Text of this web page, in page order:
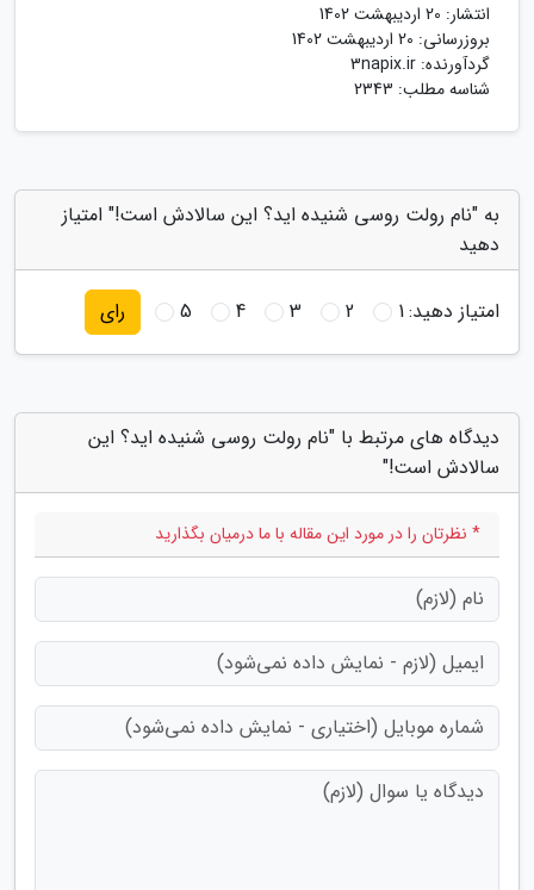
انتشار: 20 اردیبهشت 1402
بروزرسانی: 20 اردیبهشت 1402
گردآورنده: 3napix.ir
شناسه مطلب: 2343
به "نام رولت روسی شنیده اید؟ این سالادش است!" امتیاز
دهید
امتیاز دهید:1
2
3
4
5 رای
دیدگاه های مرتبط با "نام رولت روسی شنیده اید؟ این
سالادش است!"
* نظرتان را در مورد این مقاله با ما درمیان بگذارید